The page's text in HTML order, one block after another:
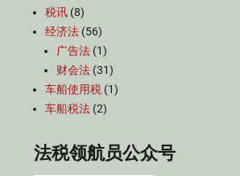
税讯 (8)
经济法 (56)
广告法 (1)
财会法 (31)
车船使用税 (1)
车船税法 (2)
法税领航员公众号